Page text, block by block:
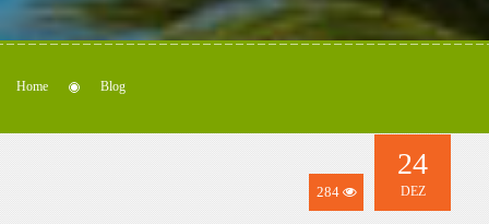
Home Blog
284
24
DEZ